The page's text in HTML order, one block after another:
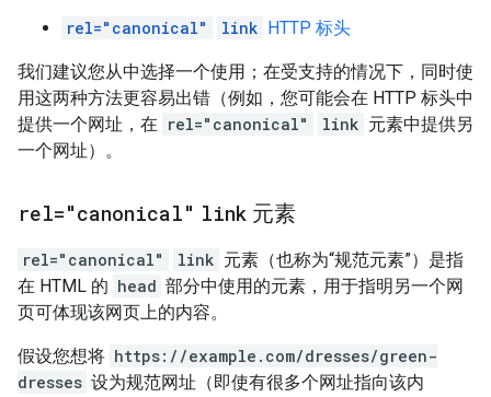
rel="canonical"
link HTTP 标头
我们建议您从中选择一个使用；在受支持的情况下，同时使
用这两种方法更容易出错（例如，您可能会在 HTTP 标头中
提供一个网址，在 rel="canonical" link 元素中提供另
一个网址）。
rel="canonical" link 元素
rel="canonical" link 元素（也称为“规范元素”）是指
在 HTML 的 head 部分中使用的元素，用于指明另一个网
页可体现该网页上的内容。
假设您想将 https://example.com/dresses/green-
dresses 设为规范网址（即使有很多个网址指向该内